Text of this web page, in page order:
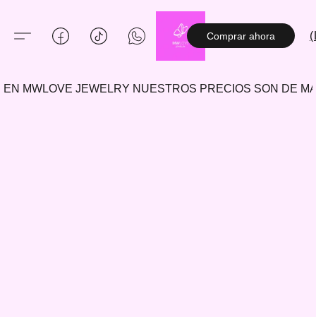
Comprar ahora
EN MWLOVE JEWELRY NUESTROS PRECIOS SON DE